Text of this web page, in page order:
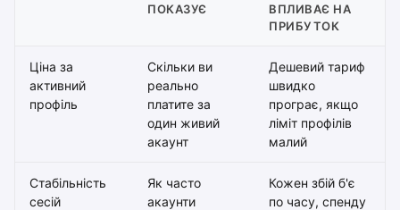
ПОКАЗУЄ
ВПЛИВАЄ НА
ПРИБУТОК
Ціна за
активний
профіль
Скільки ви
реально
платите за
один живий
акаунт
Дешевий тариф
швидко
програє, якщо
ліміт профілів
малий
Стабільність
сесій
Як часто
акаунти
Кожен збій б'є
по часу, спенду